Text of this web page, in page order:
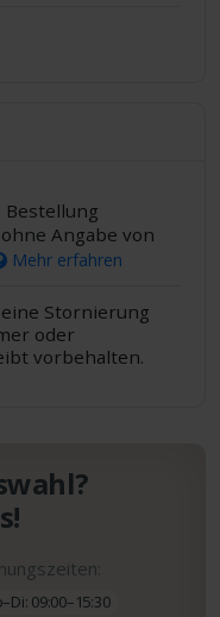
Bestellung
ohne Angabe von
Mehr erfahren
Stornierung
oder
vorbehalten.
09:00–15:30